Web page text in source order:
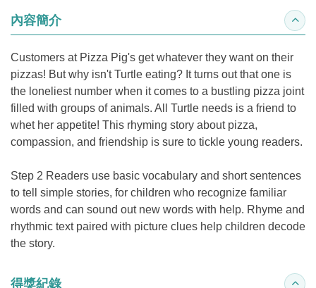
內容簡介 收合
Customers at Pizza Pig's get whatever they want on their
pizzas! But why isn't Turtle eating? It turns out that one is
the loneliest number when it comes to a bustling pizza joint
filled with groups of animals. All Turtle needs is a friend to
whet her appetite! This rhyming story about pizza,
compassion, and friendship is sure to tickle young readers.
Step 2 Readers use basic vocabulary and short sentences
to tell simple stories, for children who recognize familiar
words and can sound out new words with help. Rhyme and
rhythmic text paired with picture clues help children decode
the story.
得獎紀錄